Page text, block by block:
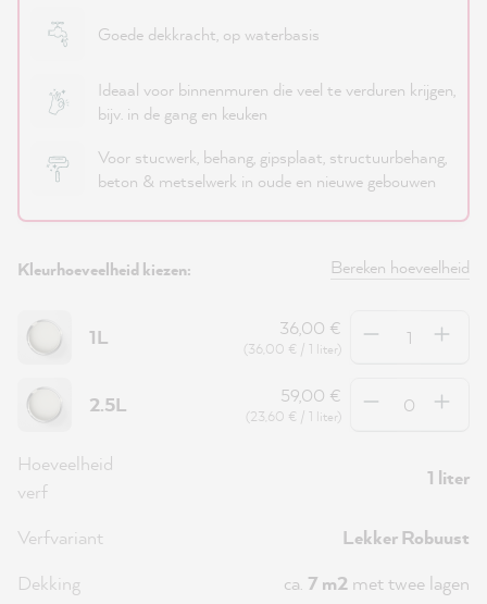
Goede dekkracht, op waterbasis
Ideaal voor binnenmuren die veel te verduren krijgen,
bijv. in de gang en keuken
Voor stucwerk, behang, gipsplaat, structuurbehang,
beton & metselwerk in oude en nieuwe gebouwen
Kleurhoeveelheid kiezen: Bereken hoeveelheid
1L 36,00 €
(36,00 € / 1 liter)
Hoeveelheid
2.5L 59,00 €
(23,60 € / 1 liter)
Hoeveelheid
Hoeveelheid
verf
1 liter
Verfvariant
Lekker Robuust
Dekking
ca. 7 m2 met twee lagen